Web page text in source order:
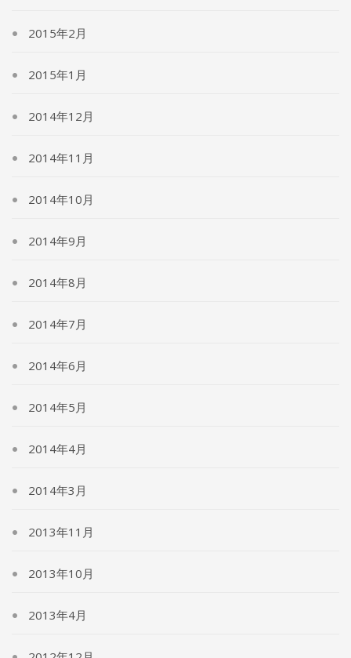
2015年2月
2015年1月
2014年12月
2014年11月
2014年10月
2014年9月
2014年8月
2014年7月
2014年6月
2014年5月
2014年4月
2014年3月
2013年11月
2013年10月
2013年4月